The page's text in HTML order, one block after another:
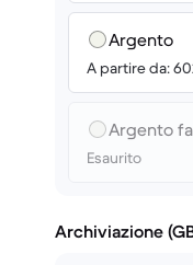
Argento
A partire da:
Argento
Esaurito
Archiviazione